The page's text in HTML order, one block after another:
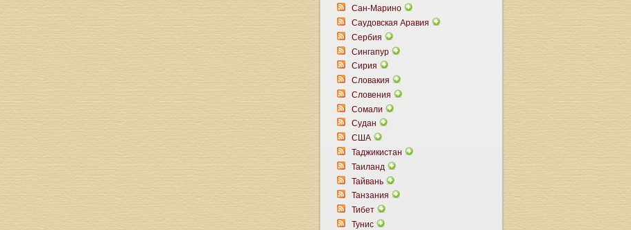
Сан-Марино
Саудовская Аравия
Сербия
Сингапур
Сирия
Словакия
Словения
Сомали
Судан
США
Таджикистан
Таиланд
Тайвань
Танзания
Тибет
Тунис